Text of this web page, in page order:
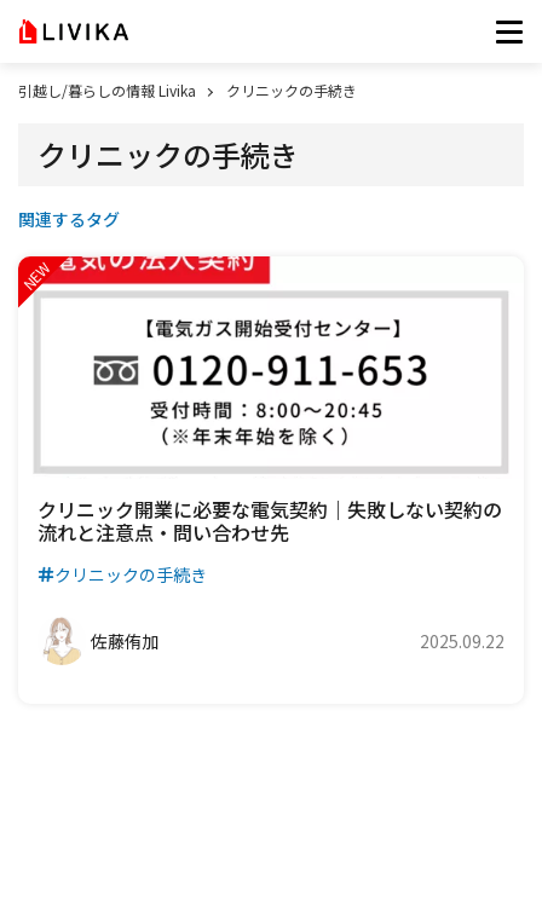
引越し/暮らしの情報 Livika クリニックの手続き
クリニックの手続き
関連するタグ
クリニック開業に必要な電気契約｜失敗しない契約の
流れと注意点・問い合わせ先
クリニックの手続き
佐藤侑加 2025.09.22